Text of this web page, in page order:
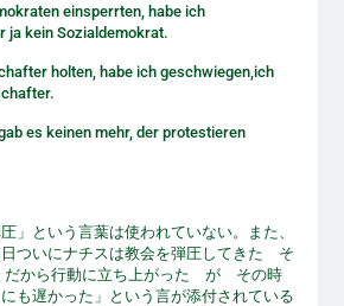
einsperrten, habe ich
ja kein Sozialdemokrat.
holten, habe ich geschwiegen,ich
es keinen mehr, der protestieren
」という言葉は使われていない。また、
ついにナチスは教会を弾圧してきた そ
だから行動に立ち上がった が その時
も遅かった」という言が添付されている